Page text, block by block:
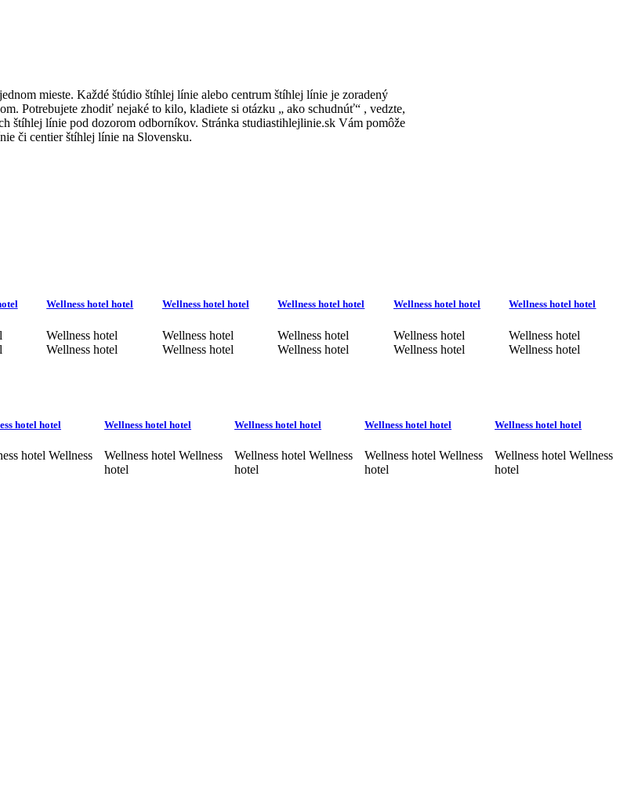
mieste. Každé štúdio štíhlej línie alebo centrum štíhlej línie je zoradený
Potrebujete zhodiť nejaké to kilo, kladiete si otázku „ ako schudnúť“ , vedzte,
štíhlej línie pod dozorom odborníkov. Stránka studiastihlejlinie.sk Vám pomôže
či centier štíhlej línie na Slovensku.
Wellness hotel hotel
Wellness hotel
Wellness hotel
Wellness hotel hotel
Wellness hotel
Wellness hotel
Wellness hotel hotel
Wellness hotel
Wellness hotel
Wellness hotel hotel
Wellness hotel
Wellness hotel
Wellness hotel hotel
Wellness hotel
Wellness hotel
hotel hotel
hotel Wellness
Wellness hotel hotel
Wellness hotel Wellness
hotel
Wellness hotel hotel
Wellness hotel Wellness
hotel
Wellness hotel hotel
Wellness hotel Wellness
hotel
Wellness hotel hotel
Wellness hotel Wellness
hotel